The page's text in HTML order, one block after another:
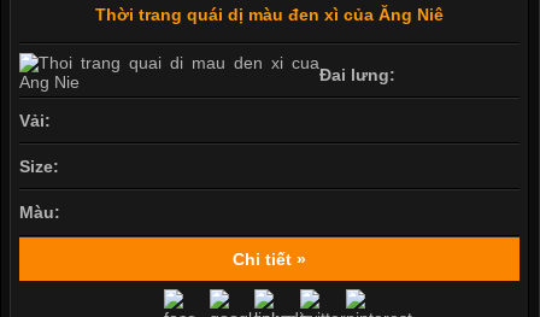
Thời trang quái dị màu đen xì của Ăng Niê
Đai lưng:
Vải:
Size:
Màu:
Chi tiết »